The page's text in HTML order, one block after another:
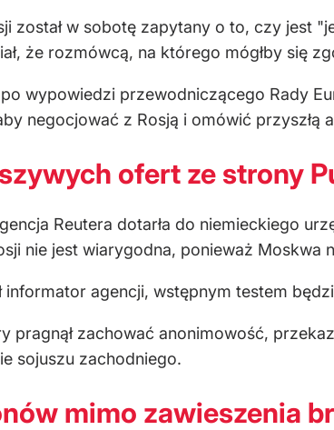
został w sobotę zapytany o to, czy jest
że rozmówcą, na którego mógłby się
po wypowiedzi przewodniczącego Rady
negocjować z Rosją i omówić przyszłą
ofert ze strony
Reutera dotarła do niemieckiego
nie jest wiarygodna, ponieważ Moskwa
informator agencji, wstępnym testem
pragnął zachować anonimowość,
sojuszu zachodniego.
mimo zawieszenia